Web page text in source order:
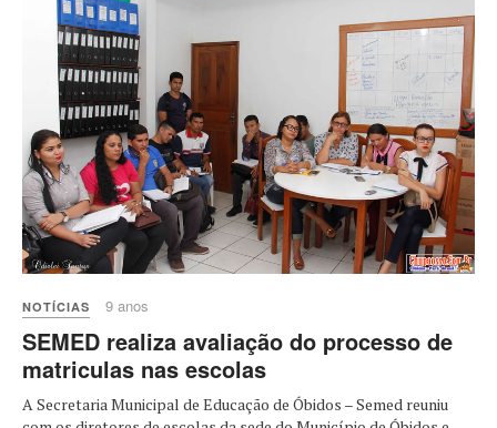
NOTÍCIAS 9 anos
SEMED realiza avaliação do processo de
matriculas nas escolas
A Secretaria Municipal de Educação de Óbidos – Semed reuniu